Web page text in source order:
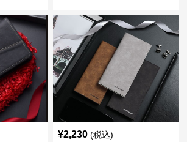
¥2,230 (税込)